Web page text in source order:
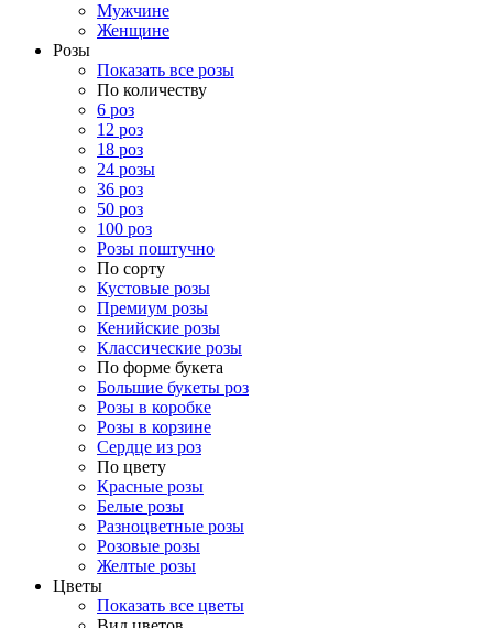
Мужчине
Женщине
Розы
Показать все розы
По количеству
6 роз
12 роз
18 роз
24 розы
36 роз
50 роз
100 роз
Розы поштучно
По сорту
Кустовые розы
Премиум розы
Кенийские розы
Классические розы
По форме букета
Большие букеты роз
Розы в коробке
Розы в корзине
Сердце из роз
По цвету
Красные розы
Белые розы
Разноцветные розы
Розовые розы
Желтые розы
Цветы
Показать все цветы